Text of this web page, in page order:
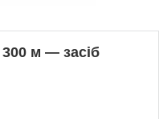
м — засіб